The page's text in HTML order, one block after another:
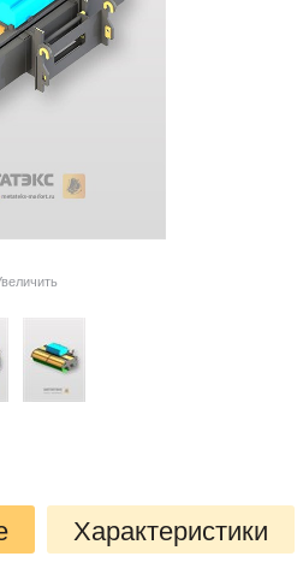
Характеристики